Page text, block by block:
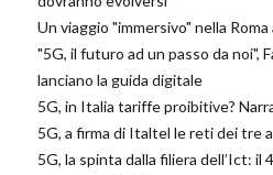
Un viaggio "immersivo" nella
"5G, il futuro ad un passo da noi",
lanciano la guida digitale
5G, in Italia tariffe proibitive?
5G, a firma di Italtel le reti dei tre
5G, la spinta dalla filiera dell’Ict: il